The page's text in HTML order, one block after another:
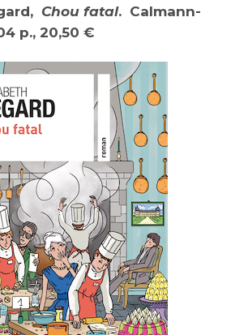
Chou fatal. Calmann-
p., 20,50 €